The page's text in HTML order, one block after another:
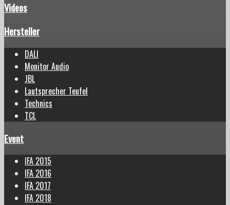
Videos
Hersteller
DALI
Monitor Audio
JBL
Lautsprecher Teufel
Technics
TCL
Event
IFA 2015
IFA 2016
IFA 2017
IFA 2018